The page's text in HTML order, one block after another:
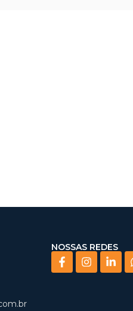
NOSSAS REDES